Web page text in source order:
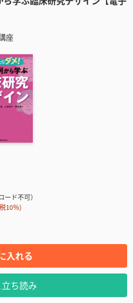
座
ド不可）
10％)
入れる
ち読み